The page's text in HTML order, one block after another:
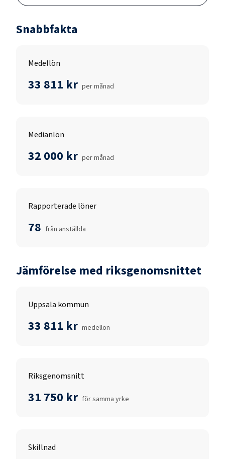
Snabbfakta
Medellön
33 811 kr per månad
Medianlön
32 000 kr per månad
Rapporterade löner
78 från anställda
Jämförelse med riksgenomsnittet
Uppsala kommun
33 811 kr medellön
Riksgenomsnitt
31 750 kr för samma yrke
Skillnad